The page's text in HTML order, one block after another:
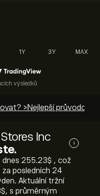
1Y 3Y MAX
výsledků
> Nejlepší průvodci >
Inc
i
dnes 255.23‎$‎ , což
posledních 24
Aktuální tržní
s průměrným